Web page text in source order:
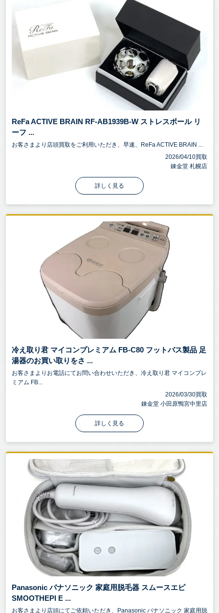
ReFa ACTIVE BRAIN RF-AB1939B-W ストレスボール リ
ーフ ...
お客さまより店頭買取をご利用いただき、早速、ReFa ACTIVE BRAIN ...
2026/04/10買取
錬金堂 札幌店
詳しく見る
冷え取り君 マイコンプレミアム FB-C80 フットバス製品 足
湯器のお買い取りをさ ...
お客さまよりお電話にてお問い合わせいただき、冷え取り君 マイコンプレ
ミアム FB...
2026/03/30買取
錬金堂 小田原鴨宮中里店
詳しく見る
Panasonic パナソニック 家庭用脱毛器 スムースエピ
SMOOTHEPI E ...
お客さまより店頭にてご依頼いただき、Panasonic パナソニック 家庭用脱